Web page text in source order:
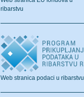
ribarstvu
Web stranica podaci u ribarstvu